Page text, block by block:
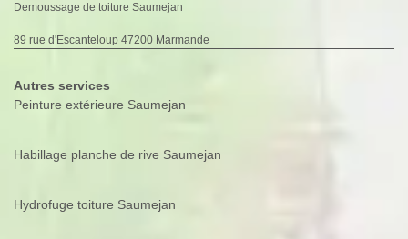
Demoussage de toiture Saumejan
89 rue d'Escanteloup 47200 Marmande
Autres services
Peinture extérieure Saumejan
Habillage planche de rive Saumejan
Hydrofuge toiture Saumejan